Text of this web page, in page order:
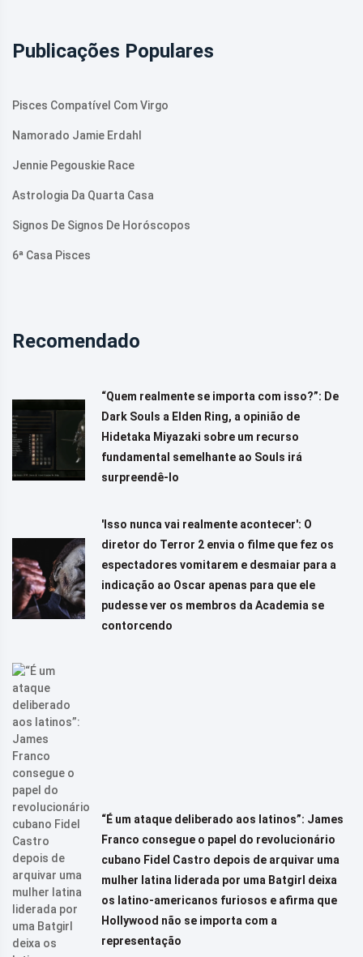
Publicações Populares
Pisces Compatível Com Virgo
Namorado Jamie Erdahl
Jennie Pegouskie Race
Astrologia Da Quarta Casa
Signos De Signos De Horóscopos
6ª Casa Pisces
Recomendado
“Quem realmente se importa com isso?”: De
Dark Souls a Elden Ring, a opinião de
Hidetaka Miyazaki sobre um recurso
fundamental semelhante ao Souls irá
surpreendê-lo
'Isso nunca vai realmente acontecer': O
diretor do Terror 2 envia o filme que fez os
espectadores vomitarem e desmaiar para a
indicação ao Oscar apenas para que ele
pudesse ver os membros da Academia se
contorcendo
“É um ataque deliberado aos latinos”: James
Franco consegue o papel do revolucionário
cubano Fidel Castro depois de arquivar uma
mulher latina liderada por uma Batgirl deixa
os latino-americanos furiosos e afirma que
Hollywood não se importa com a
representação